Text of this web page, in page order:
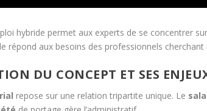
hybride permet aux experts de se concentrer
répond aux besoins des professionnels
DU CONCEPT ET SES
repose sur une relation tripartite unique. Le